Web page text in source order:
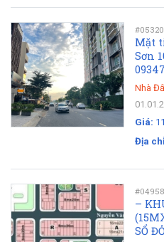
Mặt
Sơn
Nhà
Giá:
Địa
–
SỔ